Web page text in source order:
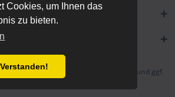
Cookies, um Ihnen das
zu bieten.
Verstanden!
Mehrwertsteuer zzgl.
und ggf.